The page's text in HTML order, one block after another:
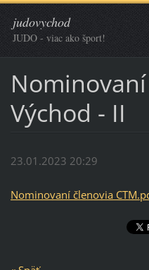
judovychod
JUDO - viac ako šport!
Východ - II
23.01.2023 20:29
Nominovaní členovia